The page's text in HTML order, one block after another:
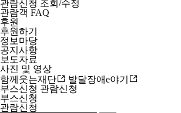
관람신청 조회/수정
관람객 FAQ
후원
후원하기
정보마당
공지사항
보도자료
사진 및 영상
함께웃는재단
발달장애e야기
부스신청 관람신청
부스신청
관람신청